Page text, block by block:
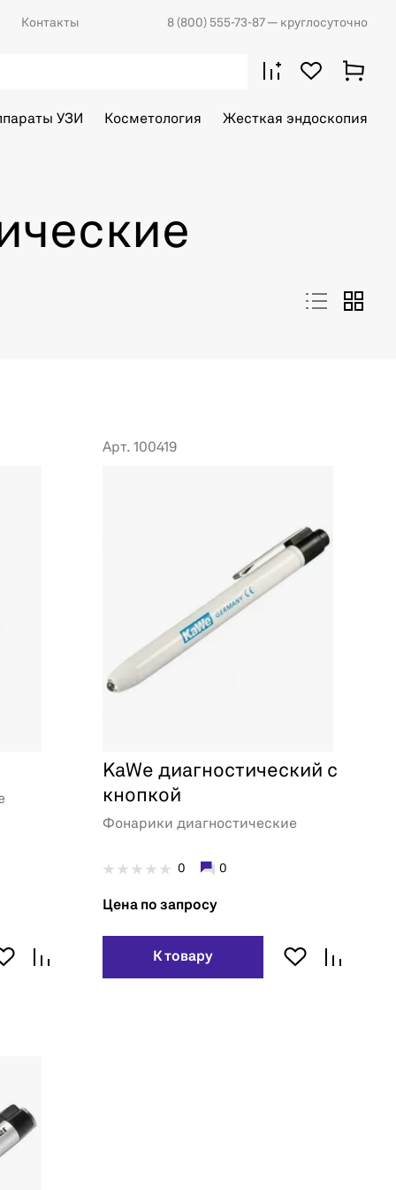
Контакты 8 (800) 555-73-87 — круглосуточно
УЗИ Косметология Жесткая эндоскопия
Арт. 100419
KaWe диагностический с
кнопкой
Фонарики диагностические
0 0
Цена по запросу
К товару